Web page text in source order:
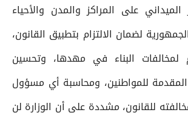
على المراكز والمدن والأحياء
لضمان الالتزام بتطبيق القانون،
لمخالفات البناء في مهدها، وتحسين
للمواطنين، ومحاسبة أي مسؤول
للقانون، مشددة على أن الوزارة لن